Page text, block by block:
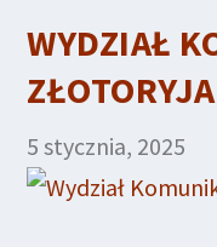
WYDZIAŁ
ZŁOTORYJA
5 stycznia, 2025